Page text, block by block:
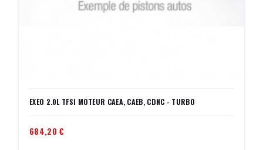
EXEO 2.0L TFSI MOTEUR CAEA, CAEB, CDNC - TURBO
684,20 €